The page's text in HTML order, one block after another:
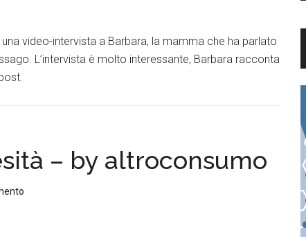
video-intervista a Barbara, la mamma che ha parlato
L’intervista è molto interessante, Barbara racconta
– by altroconsumo